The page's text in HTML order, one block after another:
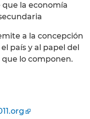
la economía
a la concepción
país y al papel del
que lo componen.